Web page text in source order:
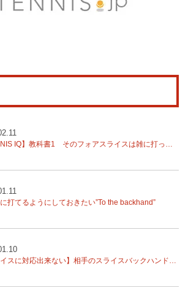
IQ】教科書1 そのフォアスライスは雑に打ってる？練習では？
打てるようにしておきたい”To the backhand”
スに対応出来ない】相手のスライスバックハンドをどう対処する？